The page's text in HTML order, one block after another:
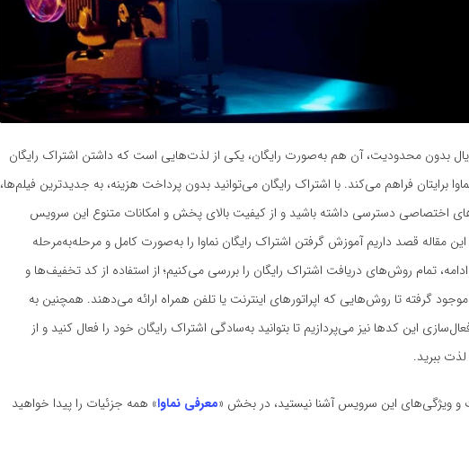
بدون محدودیت، آن هم به‌صورت رایگان، یکی از لذت‌هایی است که داشتن اشتراک رایگان
برایتان فراهم می‌کند. با اشتراک رایگان می‌توانید بدون پرداخت هزینه، به جدیدترین فیلم‌ها،
اختصاصی دسترسی داشته باشید و از کیفیت بالای پخش و امکانات متنوع این سرویس
مقاله قصد داریم آموزش گرفتن اشتراک رایگان نماوا را به‌صورت کامل و مرحله‌به‌مرحله
تمام روش‌های دریافت اشتراک رایگان را بررسی می‌کنیم؛ از استفاده از کد تخفیف‌ها و
گرفته تا روش‌هایی که اپراتورهای اینترنت یا تلفن همراه ارائه می‌دهند. همچنین به
این کدها نیز می‌پردازیم تا بتوانید به‌سادگی اشتراک رایگان خود را فعال کنید و از
ببرید.
و ویژگی‌های این سرویس آشنا نیستید، در بخش «معرفی نماوا» همه جزئیات را پیدا خواهید